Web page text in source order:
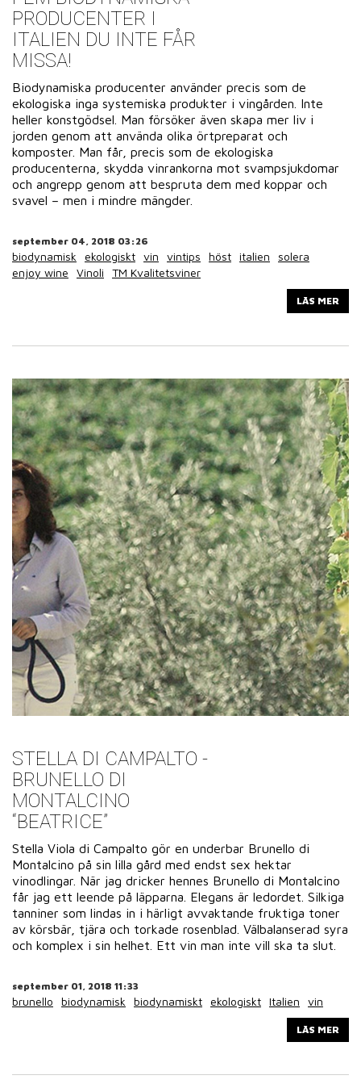
PRODUCENTER I
ITALIEN DU INTE FÅR
MISSA!
Biodynamiska producenter använder precis som de
ekologiska inga systemiska produkter i vingården. Inte
heller konstgödsel. Man försöker även skapa mer liv i
jorden genom att använda olika örtpreparat och
komposter. Man får, precis som de ekologiska
producenterna, skydda vinrankorna mot svampsjukdomar
och angrepp genom att bespruta dem med koppar och
svavel – men i mindre mängder.
september 04, 2018 03:26
biodynamisk ekologiskt vin vintips höst italien
solera
enjoy wine
Vinoli TM Kvalitetsviner
LÄS MER
STELLA DI CAMPALTO -
BRUNELLO DI
MONTALCINO
“BEATRICE”
Stella Viola di Campalto gör en underbar Brunello di
Montalcino på sin lilla gård med endst sex hektar
vinodlingar. När jag dricker hennes Brunello di Montalcino
får jag ett leende på läpparna. Elegans är ledordet. Silkiga
tanniner som lindas in i härligt avvaktande fruktiga toner
av körsbär, tjära och torkade rosenblad. Välbalanserad syra
och komplex i sin helhet. Ett vin man inte vill ska ta slut.
september 01, 2018 11:33
brunello biodynamisk biodynamiskt ekologiskt Italien vin
LÄS MER